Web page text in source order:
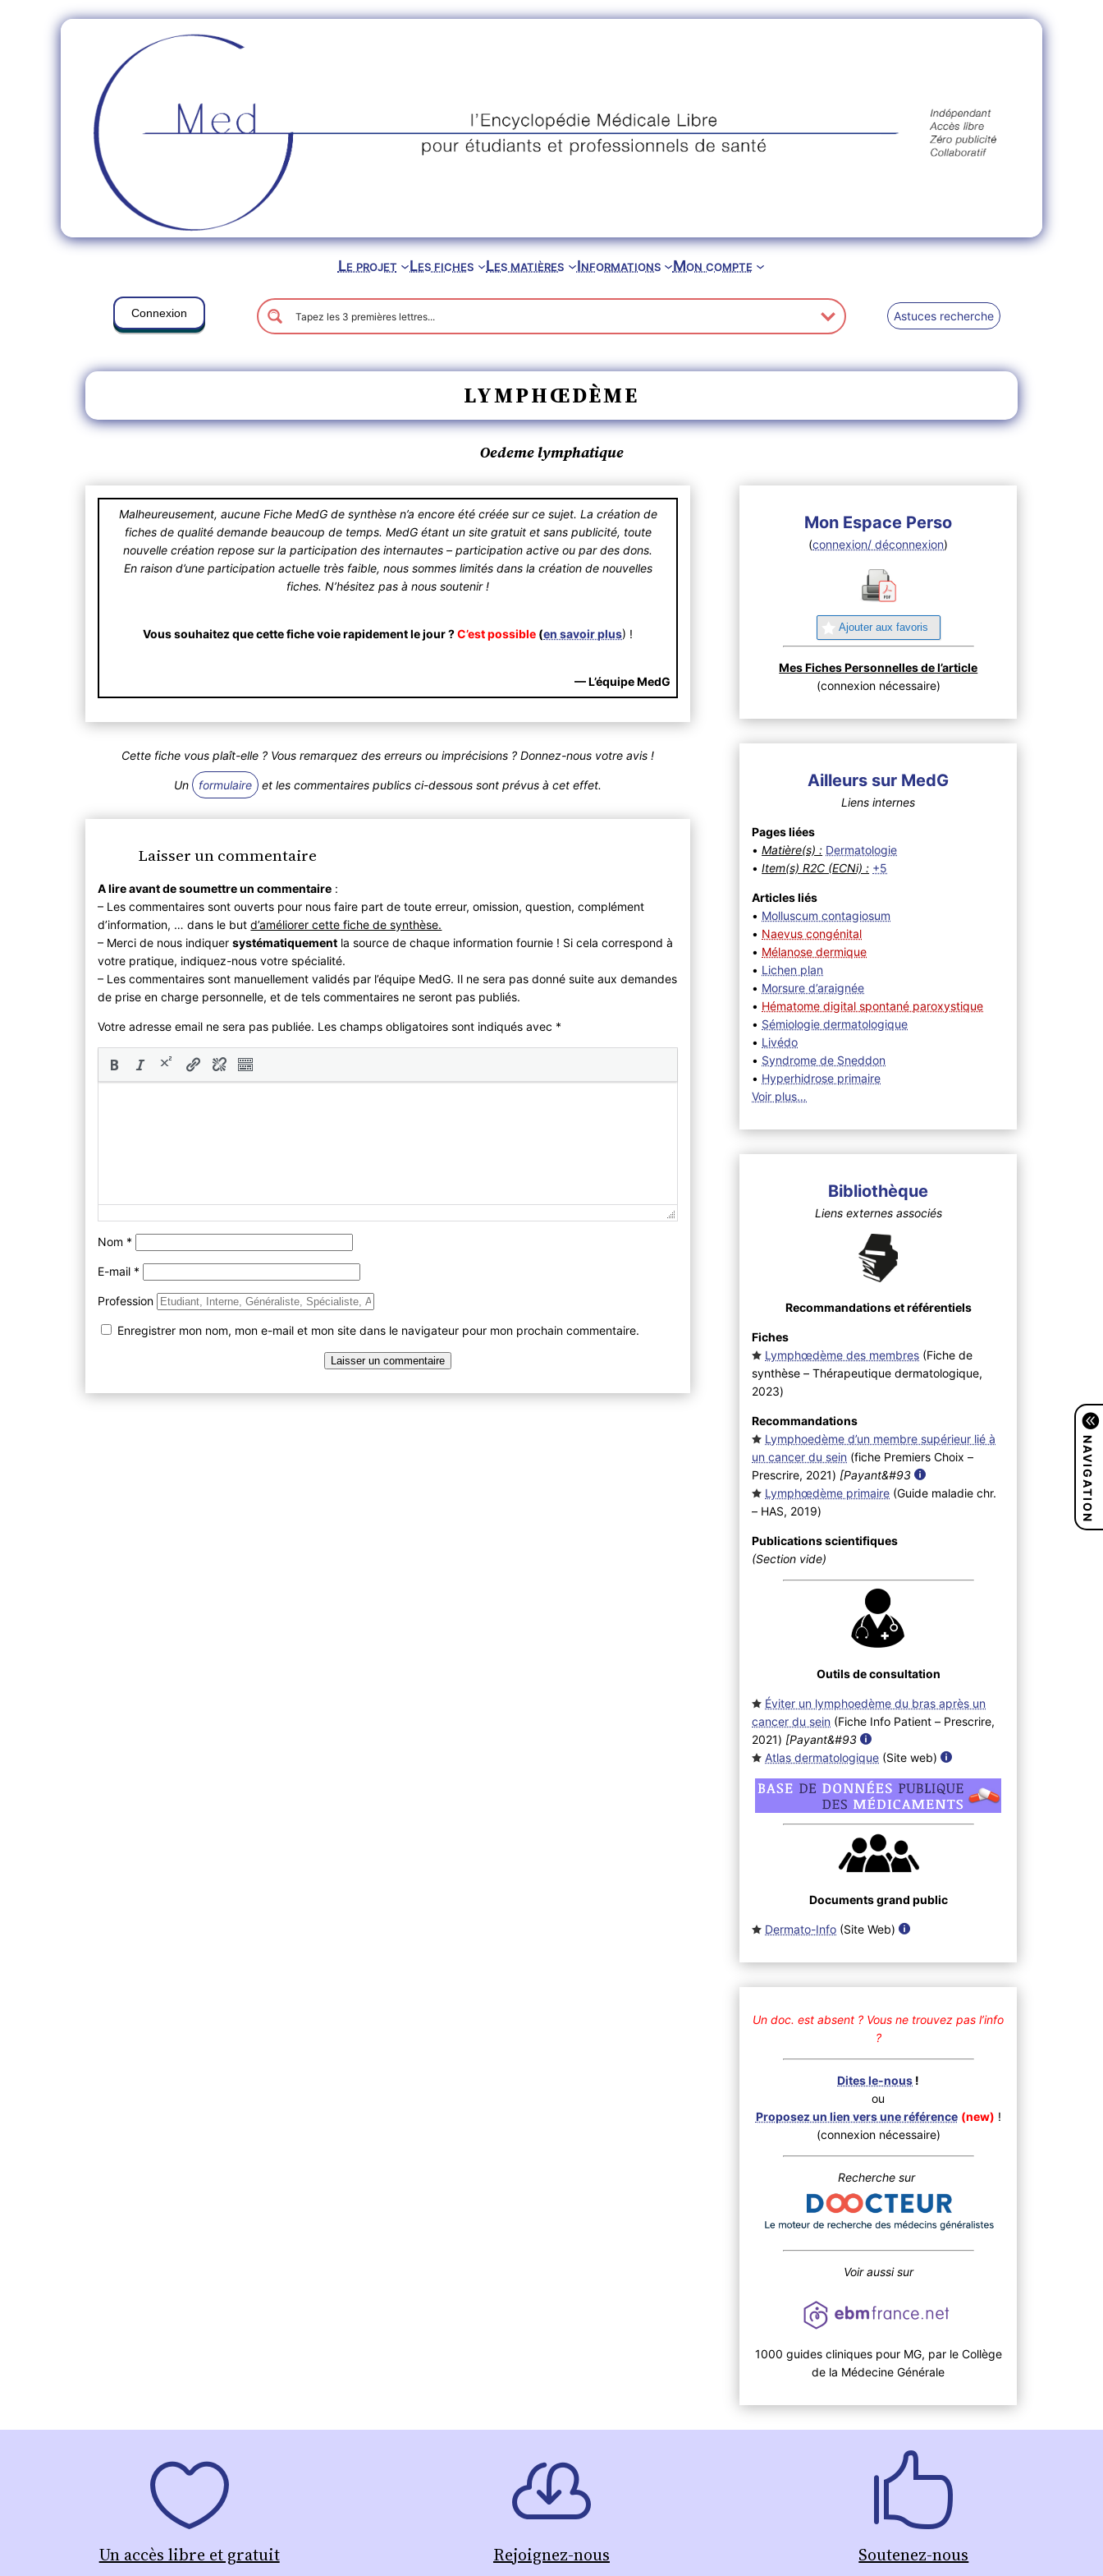
Le projet Les fiches Les matières Informations Mon compte
Connexion Astuces recherche
LYMPHŒDÈME
Oedeme lymphatique
Malheureusement, aucune Fiche MedG de synthèse n’a encore été créée sur ce sujet. La création de
fiches de qualité demande beaucoup de temps. MedG étant un site gratuit et sans publicité, toute
nouvelle création repose sur la participation des internautes – participation active ou par des dons.
En raison d’une participation actuelle très faible, nous sommes limités dans la création de nouvelles
fiches. N’hésitez pas à nous soutenir !
Vous souhaitez que cette fiche voie rapidement le jour ?C’est possible (en savoir plus) !
— L’équipe MedG
Cette fiche vous plaît-elle ? Vous remarquez des erreurs ou imprécisions ? Donnez-nous votre avis !
Un formulaire et les commentaires publics ci-dessous sont prévus à cet effet.
Laisser un commentaire
A lire avant de soumettre un commentaire :
– Les commentaires sont ouverts pour nous faire part de toute erreur, omission, question, complément
d’information, … dans le butd’améliorer cette fiche de synthèse.
– Merci de nous indiquersystématiquement la source de chaque information fournie ! Si cela correspond à
votre pratique, indiquez-nous votre spécialité.
– Les commentaires sont manuellement validés par l’équipe MedG. Il ne sera pas donné suite aux demandes
de prise en charge personnelle, et de tels commentaires ne seront pas publiés.
Votre adresse email ne sera pas publiée. Les champs obligatoires sont indiqués avec *
Nom *
E-mail *
Profession
Enregistrer mon nom, mon e-mail et mon site dans le navigateur pour mon prochain commentaire.
Mon Espace Perso
(connexion/ déconnexion)
Ajouter aux favoris
Mes Fiches Personnelles de l’article
(connexion nécessaire)
Ailleurs sur MedG
Liens internes
Pages liées
•Matière(s) : Dermatologie
•Item(s) R2C (ECNi) : +5
Articles liés
• Molluscum contagiosum
• Naevus congénital
• Mélanose dermique
• Lichen plan
• Morsure d’araignée
• Hématome digital spontané paroxystique
• Sémiologie dermatologique
• Livédo
• Syndrome de Sneddon
• Hyperhidrose primaire
Voir plus…
Bibliothèque
Liens externes associés
Recommandations et référentiels
Fiches
Lymphœdème des membres (Fiche de
synthèse – Thérapeutique dermatologique,
2023)
Recommandations
Lymphoedème d’un membre supérieur lié à
un cancer du sein (fiche Premiers Choix –
Prescrire, 2021) [Payant&#93
Lymphœdème primaire (Guide maladie chr.
– HAS, 2019)
Publications scientifiques
(Section vide)
Outils de consultation
Éviter un lymphoedème du bras après un
cancer du sein (Fiche Info Patient – Prescrire,
2021) [Payant&#93
Atlas dermatologique (Site web)
Documents grand public
Dermato-Info (Site Web)
Un doc. est absent ? Vous ne trouvez pas l’info
?
Dites le-nous !
ou
Proposez un lien vers une référence (new) !
(connexion nécessaire)
Recherche sur
Voir aussi sur
1000 guides cliniques pour MG, par le Collège
de la Médecine Générale
NAVIGATION
Un accès libre et gratuit Rejoignez-nous Soutenez-nous